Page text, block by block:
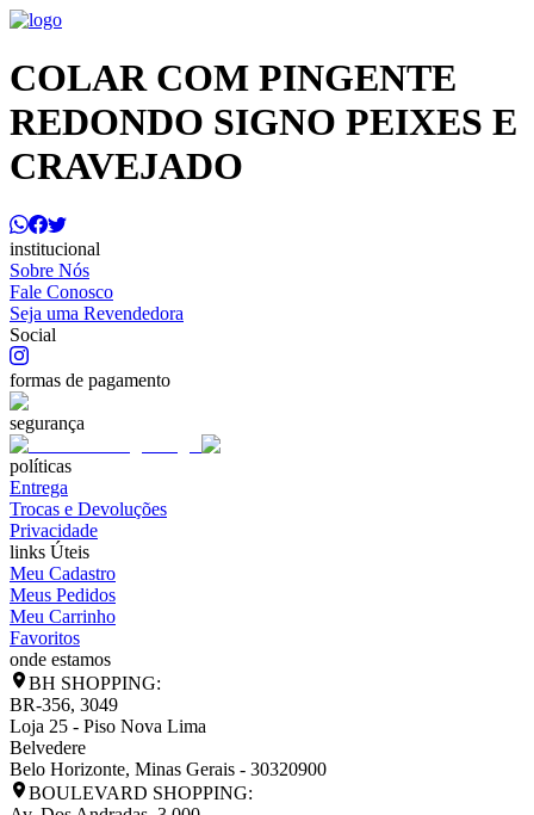
COLAR COM PINGENTE
REDONDO SIGNO PEIXES E
CRAVEJADO
institucional
Sobre Nós
Fale Conosco
Seja uma Revendedora
Social
formas de pagamento
segurança
políticas
Entrega
Trocas e Devoluções
Privacidade
links Úteis
Meu Cadastro
Meus Pedidos
Meu Carrinho
Favoritos
onde estamos
BH SHOPPING:
BR-356, 3049
Loja 25 - Piso Nova Lima
Belvedere
Belo Horizonte, Minas Gerais - 30320900
BOULEVARD SHOPPING: